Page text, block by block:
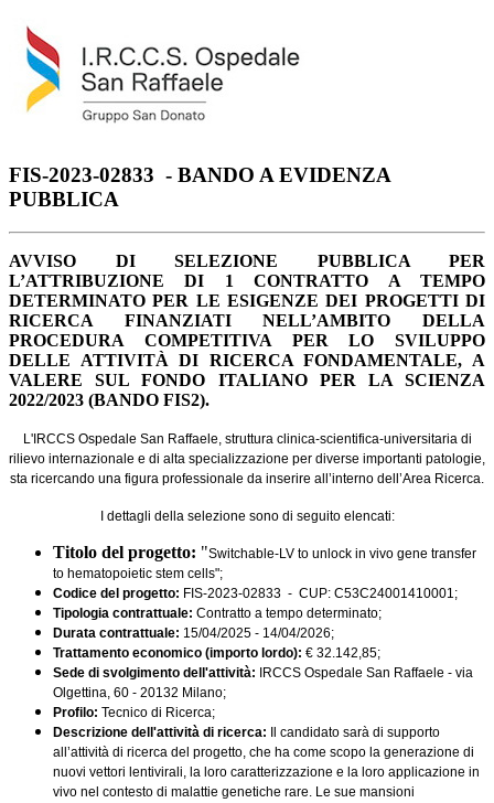
FIS-2023-02833 - BANDO A EVIDENZA
PUBBLICA
AVVISO DI SELEZIONE PUBBLICA PER
L’ATTRIBUZIONE DI 1 CONTRATTO A TEMPO
DETERMINATO PER LE ESIGENZE DEI PROGETTI DI
RICERCA FINANZIATI NELL’AMBITO DELLA
PROCEDURA COMPETITIVA PER LO SVILUPPO
DELLE ATTIVITÀ DI RICERCA FONDAMENTALE, A
VALERE SUL FONDO ITALIANO PER LA SCIENZA
2022/2023 (BANDO FIS2).
L'IRCCS Ospedale San Raffaele, struttura clinica-scientifica-universitaria di
rilievo internazionale e di alta specializzazione per diverse importanti patologie,
sta ricercando una figura professionale da inserire all’interno dell’Area Ricerca.
I dettagli della selezione sono di seguito elencati:
Titolo del progetto: "Switchable-LV to unlock in vivo gene transfer
to hematopoietic stem cells";
Codice del progetto: FIS-2023-02833 - CUP: C53C24001410001;
Tipologia contrattuale: Contratto a tempo determinato;
Durata contrattuale: 15/04/2025 - 14/04/2026;
Trattamento economico (importo lordo): € 32.142,85;
Sede di svolgimento dell'attività:
IRCCS Ospedale San Raffaele - via
Olgettina, 60 - 20132 Milano;
Profilo: Tecnico di Ricerca;
Descrizione dell'attività di ricerca:
Il candidato sarà di supporto
all’attività di ricerca del progetto, che ha come scopo la generazione di
nuovi vettori lentivirali, la loro caratterizzazione e la loro applicazione in
vivo nel contesto di malattie genetiche rare. Le sue mansioni